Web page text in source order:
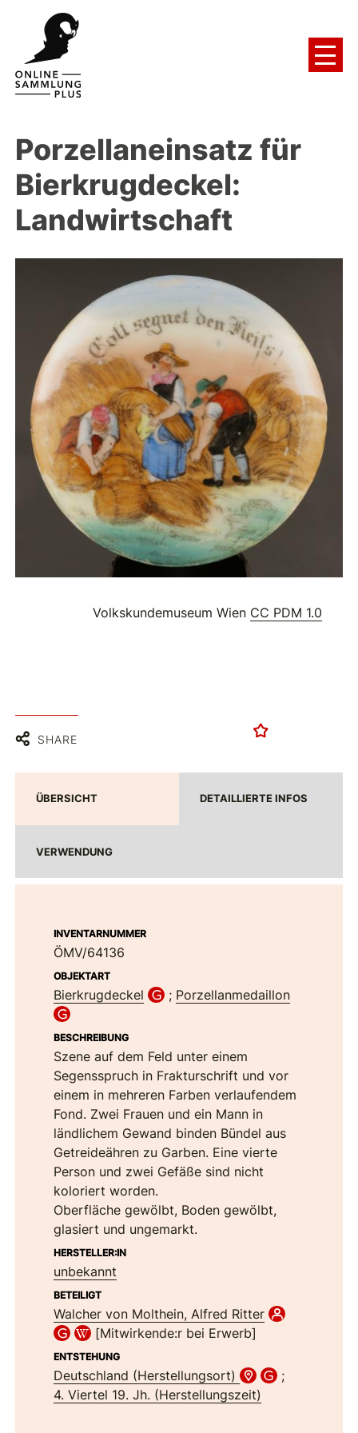
Porzellaneinsatz für
Bierkrugdeckel:
Landwirtschaft
Volkskundemuseum Wien CC PDM 1.0
SHARE
ÜBERSICHT DETAILLIERTE INFOS
VERWENDUNG
INVENTARNUMMER
ÖMV/64136
OBJEKTART
Bierkrugdeckel ; Porzellanmedaillon
BESCHREIBUNG
Szene auf dem Feld unter einem
Segensspruch in Frakturschrift und vor
einem in mehreren Farben verlaufendem
Fond. Zwei Frauen und ein Mann in
ländlichem Gewand binden Bündel aus
Getreideähren zu Garben. Eine vierte
Person und zwei Gefäße sind nicht
koloriert worden.
Oberfläche gewölbt, Boden gewölbt,
glasiert und ungemarkt.
HERSTELLER:IN
unbekannt
BETEILIGT
Walcher von Molthein, Alfred Ritter
[Mitwirkende:r bei Erwerb]
ENTSTEHUNG
Deutschland (Herstellungsort)
;
4. Viertel 19. Jh. (Herstellungszeit)